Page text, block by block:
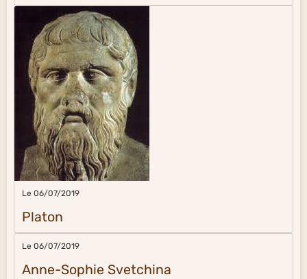
Le 06/07/2019
Platon
Le 06/07/2019
Anne-Sophie Svetchina